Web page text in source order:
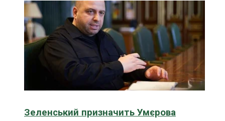
Зеленський призначить Умєрова